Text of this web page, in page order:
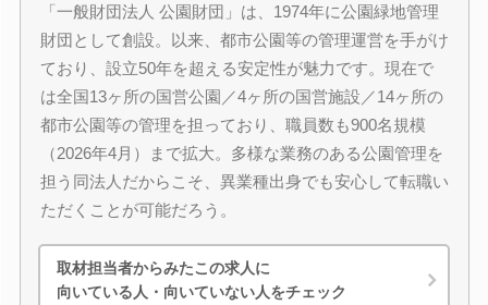
「一般財団法人 公園財団」は、1974年に公園緑地管理
財団として創設。以来、都市公園等の管理運営を手がけ
ており、設立50年を超える安定性が魅力です。現在で
は全国13ヶ所の国営公園／4ヶ所の国営施設／14ヶ所の
都市公園等の管理を担っており、職員数も900名規模
（2026年4月）まで拡大。多様な業務のある公園管理を
担う同法人だからこそ、異業種出身でも安心して転職い
ただくことが可能だろう。
取材担当者からみたこの求人に
向いている人・向いていない人をチェック